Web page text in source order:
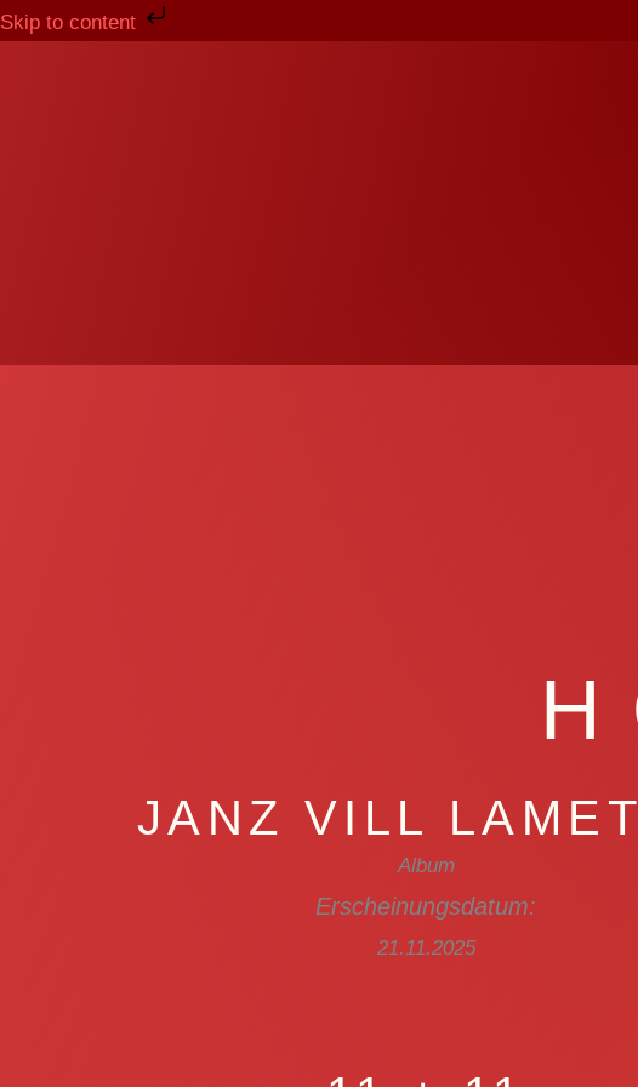
Skip to content
Skip
JANZ VILL
Album
Erscheinungsdatum:
21.11.2025